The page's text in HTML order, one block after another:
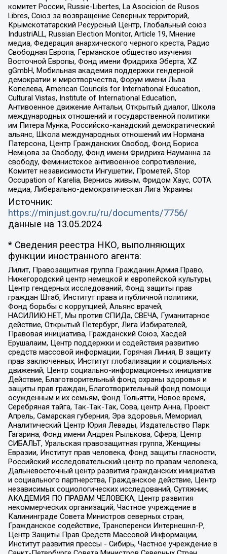
комитет России, Russie-Libertes, La Asocicion de Rusos
Libres, Союз за возвращение Северных территорий,
Крымскотатарский Ресурсный Центр, Глобальный союз
IndustriALL, Russian Election Monitor, Article 19, Мнение
медиа, Федерация анархического черного креста, Радио
Свободная Европа, Германское общество изучения
Восточной Европы, Фонд имени Фридриха Эберта, XZ
gGmbH, Мобильная академия поддержки гендерной
демократии и миротворчества, Форум имени Льва
Копелева, American Councils for International Education,
Cultural Vistas, Institute of International Education,
Антивоенное движение Антальи, Открытый диалог, Школа
международных отношений и государственной политики
им Питера Мунка, Российско-канадский демократический
альянс, Школа международных отношений им Нормана
Патерсона, Центр Гражданских Свобод, Фонд Бориса
Немцова за Свободу, Фонд имени Фридриха Науманна за
свободу, Феминистское антивоенное сопротивление,
Комитет независимости Ингушетии, Прометей, Stop
Occupation of Karelia, Вернись живым, Фридом Хаус, СОТА
медиа, Либерально-демократическая Лига Украины
Источник:
https://minjust.gov.ru/ru/documents/7756/
данные на 13.05.2024
* Сведения реестра НКО, выполняющих
функции иностранного агента:
Лилит, Правозащитная группа Гражданин.Армия.Право,
Нижегородский центр немецкой и европейской культуры,
Центр гендерных исследований, Фонд защиты прав
граждан Штаб, Институт права и публичной политики,
Фонд борьбы с коррупцией, Альянс врачей,
НАСИЛИЮ.НЕТ, Мы против СПИДа, СВЕЧА, Гуманитарное
действие, Открытый Петербург, Лига Избирателей,
Правовая инициатива, Гражданский Союз, Хасдей
Ерушалаим, Центр поддержки и содействия развитию
средств массовой информации, Горячая Линия, В защиту
прав заключенных, Институт глобализации и социальных
движений, Центр социально-информационных инициатив
Действие, Благотворительный фонд охраны здоровья и
защиты прав граждан, Благотворительный фонд помощи
осужденным и их семьям, Фонд Тольятти, Новое время,
Серебряная тайга, Так-Так-Так, Сова, центр Анна, Проект
Апрель, Самарская губерния, Эра здоровья, Мемориал,
Аналитический Центр Юрия Левады, Издательство Парк
Гагарина, Фонд имени Андрея Рылькова, Сфера, Центр
СИБАЛЬТ, Уральская правозащитная группа, Женщины
Евразии, Институт прав человека, Фонд защиты гласности,
Российский исследовательский центр по правам человека,
Дальневосточный центр развития гражданских инициатив
и социального партнерства, Гражданское действие, Центр
независимых социологических исследований, Сутяжник,
АКАДЕМИЯ ПО ПРАВАМ ЧЕЛОВЕКА, Центр развития
некоммерческих организаций, Частное учреждение в
Калининграде Совета Министров северных стран,
Гражданское содействие, Трансперенси Интернешнл-Р,
Центр Защиты Прав Средств Массовой Информации,
Институт развития прессы - Сибирь, Частное учреждение в